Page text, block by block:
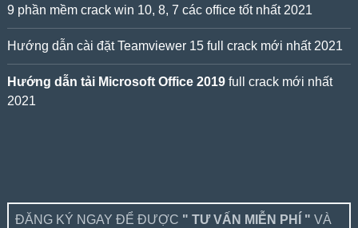
9 phần mềm crack win 10, 8, 7 các office tốt nhất 2021
Hướng dẫn cài đặt Teamviewer 15 full crack mới nhất 2021
Hướng dẫn tải Microsoft Office 2019full crack mới nhất
2021
ĐĂNG KÝ NGAY ĐỂ ĐƯỢC " TƯ VẤN MIỄN PHÍ " VÀ